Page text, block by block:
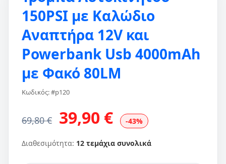
150PSI με Καλώδιο
Αναπτήρα 12V και
Powerbank Usb 4000mAh
με Φακό 80LM
Κωδικός: #p120
69,80 € 39,90 € -43%
Διαθεσιμότητα: 12 τεμάχια συνολικά